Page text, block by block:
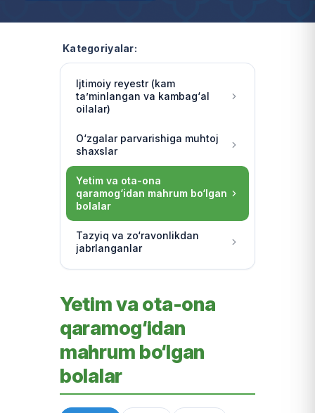
Kategoriyalar:
Ijtimoiy reyestr (kam
ta’minlangan va kambag‘al
oilalar)
O‘zgalar parvarishiga muhtoj
shaxslar
Yetim va ota-ona
qaramog‘idan mahrum bo‘lgan
bolalar
Tazyiq va zo‘ravonlikdan
jabrlanganlar
Yetim va ota-ona
qaramog‘idan
mahrum bo‘lgan
bolalar